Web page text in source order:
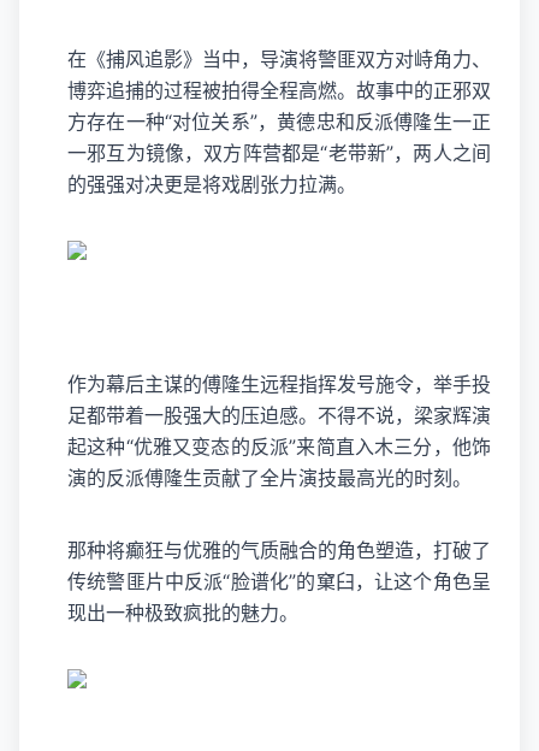
在《捕风追影》当中，导演将警匪双方对峙角力、
博弈追捕的过程被拍得全程高燃。故事中的正邪双
方存在一种“对位关系”，黄德忠和反派傅隆生一正
一邪互为镜像，双方阵营都是“老带新”，两人之间
的强强对决更是将戏剧张力拉满。
作为幕后主谋的傅隆生远程指挥发号施令，举手投
足都带着一股强大的压迫感。不得不说，梁家辉演
起这种“优雅又变态的反派”来简直入木三分，他饰
演的反派傅隆生贡献了全片演技最高光的时刻。
那种将癫狂与优雅的气质融合的角色塑造，打破了
传统警匪片中反派“脸谱化”的窠臼，让这个角色呈
现出一种极致疯批的魅力。